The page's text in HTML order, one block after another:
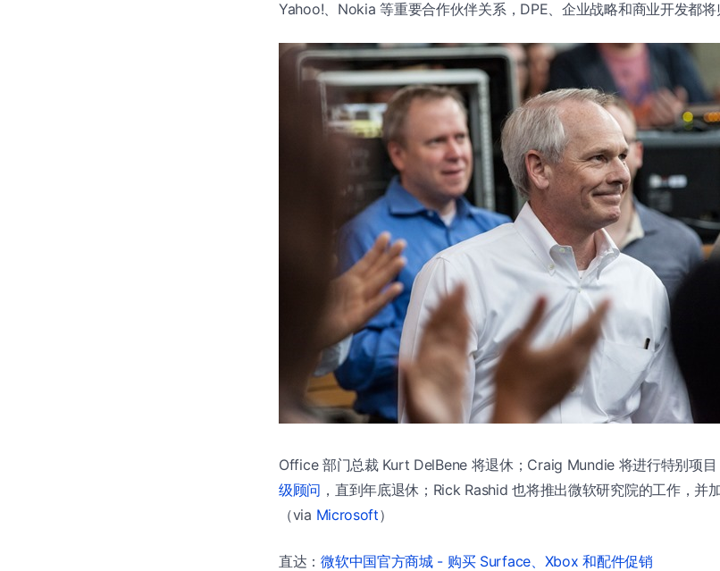
Yahoo!、Nokia 等重要合作伙伴关系，DPE、企业战略和商业开发都将
Office 部门总裁 Kurt DelBene 将退休；Craig Mundie 将进行特别项
级顾问 ，直到年底退休；Rick Rashid 也将推出微软研究院的工作，并
（via Microsoft）
直达：微软中国官方商城 - 购买 Surface、Xbox 和配件促销